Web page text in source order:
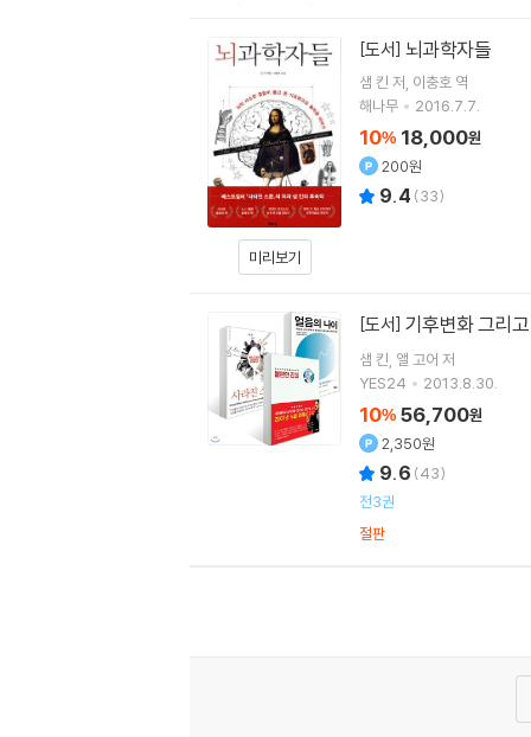
미리보기
[도서] 뇌과학자들
샘 킨 저 이충호 역
해나무
2016.7.7.
10% 18,000원
200원
9.4 (33)
[도서] 기후변화 그리
샘 킨 앨 고어 저
YES24
2013.8.30.
10% 56,700원
2,350원
9.6 (43)
전3권
절판